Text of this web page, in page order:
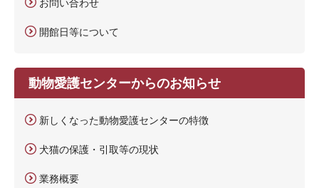
開館日等について
動物愛護センターからのお知らせ
新しくなった動物愛護センターの特徴
犬猫の保護・引取等の現状
業務概要